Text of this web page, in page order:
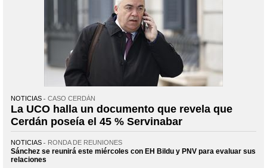
NOTICIAS CASO CERDÁN
La UCO halla un documento que revela que
Cerdán poseía el 45 % Servinabar
NOTICIAS RONDA DE REUNIONES
Sánchez se reunirá este miércoles con EH Bildu y PNV para evaluar sus
relaciones